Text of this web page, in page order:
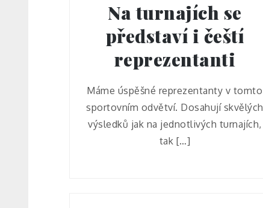
Na turnajích se
představí i čeští
reprezentanti
Máme úspěšné reprezentanty v tomto
sportovním odvětví. Dosahují skvělých
výsledků jak na jednotlivých turnajích,
tak […]